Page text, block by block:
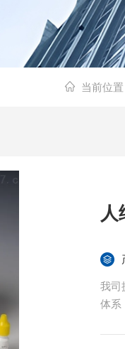
当前位置
人
我司
体系